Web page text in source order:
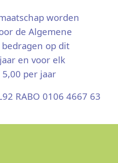
worden
de Algemene
op dit
en voor elk
per jaar
RABO 0106 4667 63